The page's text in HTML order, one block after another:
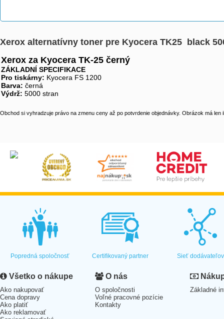
Xerox alternatívny toner pre Kyocera TK25 black
Xerox za Kyocera TK-25 černý
ZÁKLADNÍ SPECIFIKACE
Pro tiskárny: Kyocera FS 1200
Barva: černá
Výdrž: 5000 stran
Obchod si vyhradzuje právo na zmenu ceny až po potvrdenie objednávky. Obrázok má len
Popredná spoločnosť Certifikovaný partner Sieť dodávateľov
Všetko o nákupe
Ako nakupovať
Cena dopravy
Ako platiť
Ako reklamovať
O nás
O spoločnosti
Voľné pracovné pozície
Kontakty
Základné